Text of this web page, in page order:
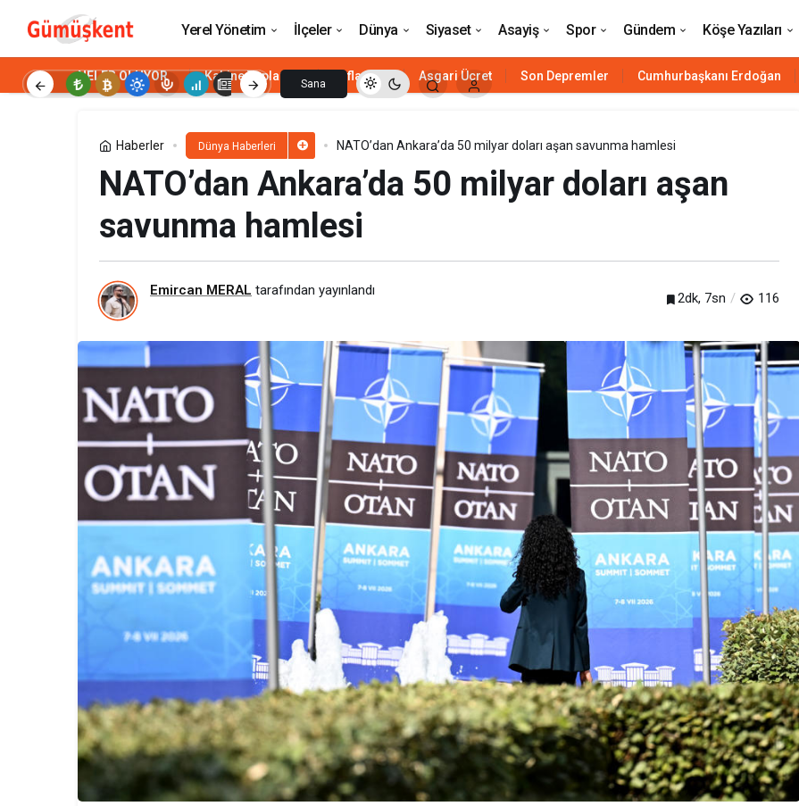
Yerel Yönetim İlçeler Dünya Siyaset Asayiş Spor Gündem Köşe Yazıları
Sana
NELER OLUYOR Kabine Toplantısı Enflasyon Asgari Ücret Son Depremler Cumhurbaşkanı Erdoğan
Haberler Dünya Haberleri NATO’dan Ankara’da 50 milyar doları aşan savunma hamlesi
NATO’dan Ankara’da 50 milyar doları aşan
savunma hamlesi
Emircan MERAL tarafından yayınlandı
2dk, 7sn 116
HAVELSAN’ın ‘komuta kontrol’ü
Azerbaycan’a güç katacak
Ankara’da AB ve NATO’dan "birlik" mesajı